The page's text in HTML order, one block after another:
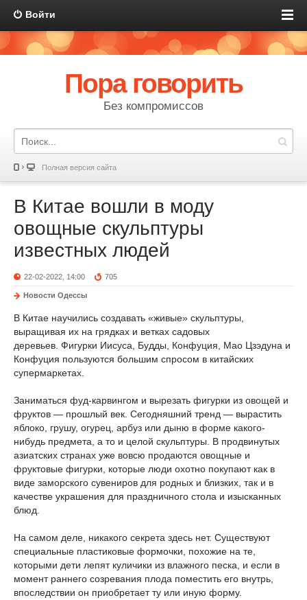
Войти
Пора говорить
Без компромиссов
Полная версия сайта
В Китае вошли в моду
овощные скульптуры
известных людей
22-02-2022, 14:00 705
Новости Одессы
В Китае научились создавать «живые» скульптуры,
выращивая их на грядках и ветках садовых
деревьев. Фигурки Иисуса, Будды, Конфуция, Мао Цзэдуна и
Конфуция пользуются большим спросом в китайских
супермаркетах.
Заниматься фуд-карвингом и вырезать фигурки из овощей и
фруктов — прошлый век. Сегодняшний тренд — вырастить
яблоко, грушу, огурец, арбуз или дыню в форме какого-
нибудь предмета, а то и целой скульптуры. В продвинутых
азиатских странах уже вовсю продаются овощные и
фруктовые фигурки, которые люди охотно покупают как в
виде заморского сувениров для родных и близких, так и в
качестве украшения для праздничного стола и изысканных
блюд.
На самом деле, никакого секрета здесь нет. Существуют
специальные пластиковые формочки, похожие на те,
которыми дети лепят куличики из влажного песка, и если в
момент раннего созревания плода поместить его внутрь,
впоследствии он приобретает ту или иную форму.